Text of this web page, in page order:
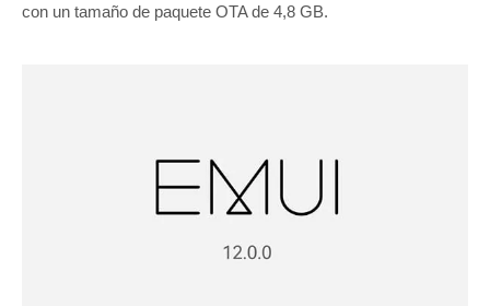
con un tamaño de paquete OTA de 4,8 GB.